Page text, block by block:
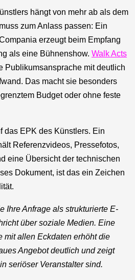
hängt von mehr ab als dem
zum Anlass passen: Ein
erzeugt beim Empfang
als eine Bühnenshow. Walk Acts
Publikumsansprache mit deutlich
Das macht sie besonders
Budget oder ohne feste
das EPK des Künstlers. Ein
Referenzvideos, Pressefotos,
eine Übersicht der technischen
Dokument, ist das ein Zeichen
Ihre Anfrage als strukturierte E-
über soziale Medien. Eine
mit allen Eckdaten erhöht die
Angebot deutlich und zeigt
seriöser Veranstalter sind.